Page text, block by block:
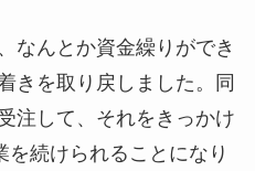
なんとか資金繰りができ
きを取り戻しました。同
注して、それをきっかけ
続けられることになり